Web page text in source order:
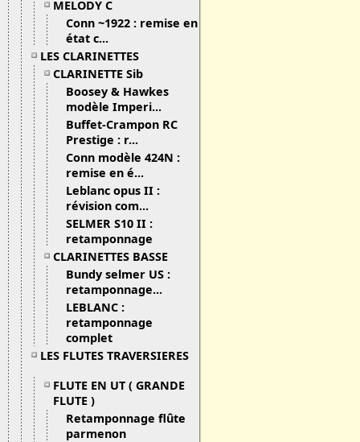
MELODY C
Conn ~1922 : remise en
état c...
LES CLARINETTES
CLARINETTE Sib
Boosey & Hawkes
modèle Imperi...
Buffet-Crampon RC
Prestige : r...
Conn modèle 424N :
remise en é...
Leblanc opus II :
révision com...
SELMER S10 II :
retamponnage
CLARINETTES BASSE
Bundy selmer US :
retamponnage...
LEBLANC :
retamponnage
complet
LES FLUTES TRAVERSIERES
FLUTE EN UT ( GRANDE
FLUTE )
Retamponnage flûte
parmenon